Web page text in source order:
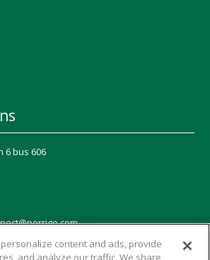
6 bus 606
content and ads, provide
and analyze our traffic. We share